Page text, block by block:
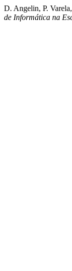
D. Angelin, P.
de Informática na